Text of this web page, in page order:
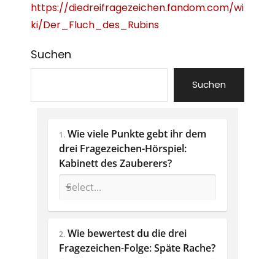
https://diedreifragezeichen.fandom.com/wi
ki/Der_Fluch_des_Rubins
Suchen
Suchen
1. Wie viele Punkte gebt ihr dem
drei Fragezeichen-Hörspiel:
Kabinett des Zauberers?
2. Wie bewertest du die drei